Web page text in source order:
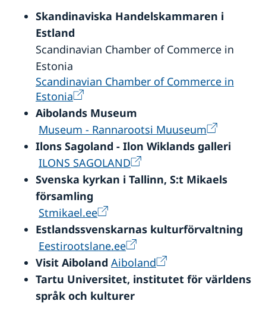
Anmäl handelshinder
Skandinaviska Handelskammaren i
Estland
Scandinavian Chamber of Commerce in
Estonia
Scandinavian Chamber of Commerce in
Estonia
Aibolands Museum
Museum - Rannarootsi Muuseum
Ilons Sagoland - Ilon Wiklands galleri
ILONS SAGOLAND
Svenska kyrkan i Tallinn, S:t Mikaels
församling
Stmikael.ee
Estlandssvenskarnas kulturförvaltning
Eestirootslane.ee
Visit Aiboland Aiboland
Tartu Universitet, institutet för världens
språk och kulturer